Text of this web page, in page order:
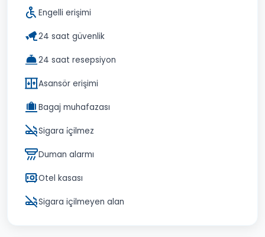
Engelli erişimi
24 saat güvenlik
24 saat resepsiyon
Asansör erişimi
Bagaj muhafazası
Sigara i̇çilmez
Duman alarmı
Otel kasası
Sigara içilmeyen alan